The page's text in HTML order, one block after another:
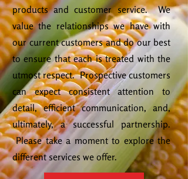
products and customer service. We
value the relationships we have with
our current customers and do our best
to ensure that each is treated with the
utmost respect. Prospective customers
can expect consistent attention to
detail, efficient communication, and,
ultimately, a successful partnership.
Please take a moment to explore the
different services we offer.